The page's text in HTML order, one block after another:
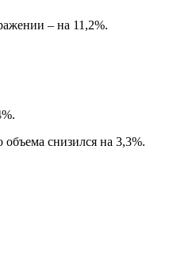
– на 11,2%.
снизился на 3,3%.